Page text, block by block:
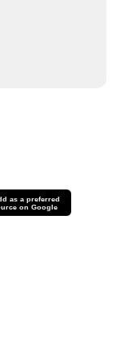
as a preferred
on Google